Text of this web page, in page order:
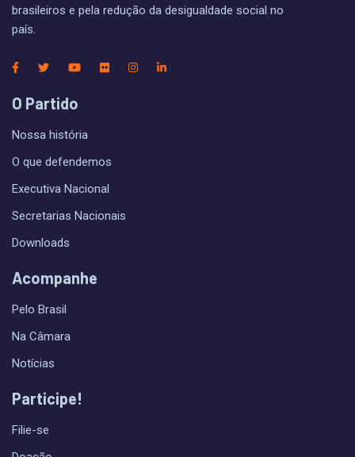
brasileiros e pela redução da desigualdade social no
país.
O Partido
Nossa história
O que defendemos
Executiva Nacional
Secretarias Nacionais
Downloads
Acompanhe
Pelo Brasil
Na Câmara
Notícias
Participe!
Filie-se